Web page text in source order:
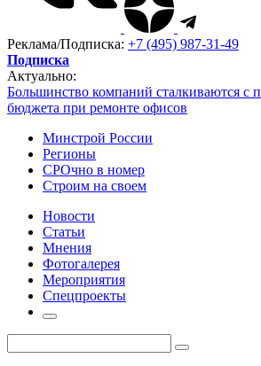
Реклама/Подписка: +7 (495) 987-31-49
Подписка
Актуально:
Большинство компаний сталкиваются с
бюджета при ремонте офисов
Минстрой России
Регионы
СРОчно в номер
Строим на своем
Новости
Статьи
Мнения
Фотогалерея
Мероприятия
Спецпроекты